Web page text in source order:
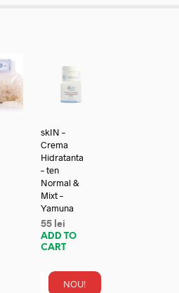
skIN –
Crema
Hidratanta
– ten
Normal &
Mixt –
Yamuna
55 lei
ADD TO
CART
NOU!